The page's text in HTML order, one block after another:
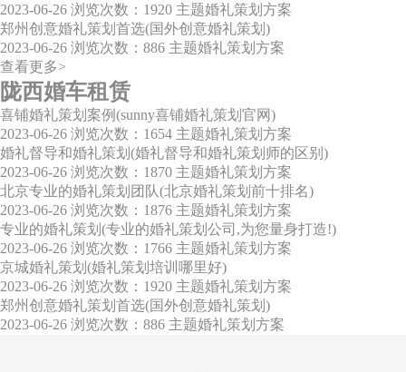
2023-06-26 浏览次数：1920 主题婚礼策划方案
郑州创意婚礼策划首选(国外创意婚礼策划)
2023-06-26 浏览次数：886 主题婚礼策划方案
查看更多>
陇西婚车租赁
喜铺婚礼策划案例(sunny喜铺婚礼策划官网)
2023-06-26 浏览次数：1654 主题婚礼策划方案
婚礼督导和婚礼策划(婚礼督导和婚礼策划师的区别)
2023-06-26 浏览次数：1870 主题婚礼策划方案
北京专业的婚礼策划团队(北京婚礼策划前十排名)
2023-06-26 浏览次数：1876 主题婚礼策划方案
专业的婚礼策划(专业的婚礼策划公司,为您量身打造!)
2023-06-26 浏览次数：1766 主题婚礼策划方案
京城婚礼策划(婚礼策划培训哪里好)
2023-06-26 浏览次数：1920 主题婚礼策划方案
郑州创意婚礼策划首选(国外创意婚礼策划)
2023-06-26 浏览次数：886 主题婚礼策划方案